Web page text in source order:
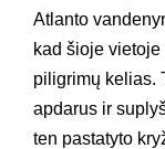
Atlanto
kad šioje
piligrimų kelias.
apdarus ir
ten pastatyto